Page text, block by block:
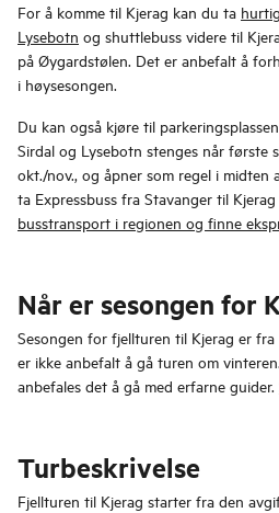
For å komme til Kjerag kan du ta
Lysebotn og shuttlebuss videre til
på Øygardstølen. Det er anbefalt å
i høysesongen.
Du kan også kjøre til
Sirdal og Lysebotn stenges når første
okt./nov., og åpner som regel i midten
ta Expressbuss fra Stavanger til
busstransport i regionen og finne
Når er sesongen for
Sesongen for fjellturen til Kjerag er
er ikke anbefalt å gå turen om
anbefales det å gå med erfarne guider.
Turbeskrivelse
Fjellturen til Kjerag starter fra den